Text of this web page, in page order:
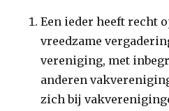
Een ieder heeft recht
vreedzame
vereniging, met
anderen
zich bij